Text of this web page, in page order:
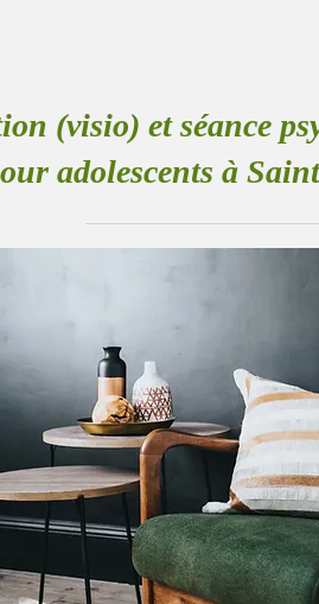
(visio) et séance
adolescents à